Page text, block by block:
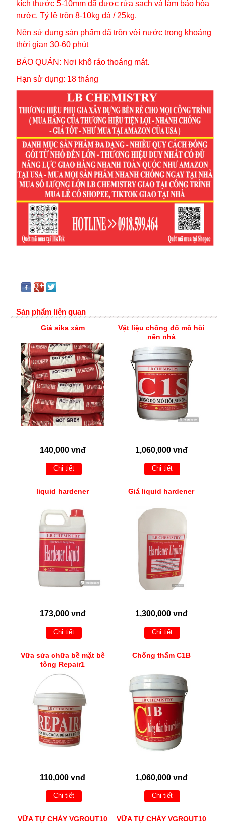
kích thước 5-10mm đã được rửa sạch và làm bảo hòa
nước. Tỷ lệ trộn 8-10kg đá / 25kg.
Nên sử dụng sản phẩm đã trộn với nước trong khoảng
thời gian 30-60 phút
BẢO QUẢN: Nơi khô ráo thoáng mát.
Hạn sử dụng: 18 tháng
Sản phẩm liên quan
Giá sika xám
140,000 vnđ
Chi tiết
Vật liệu chống đổ mồ hôi
nền nhà
1,060,000 vnđ
Chi tiết
liquid hardener
173,000 vnđ
Chi tiết
Giá liquid hardener
1,300,000 vnđ
Chi tiết
Vữa sửa chữa bề mặt bê
tông Repair1
110,000 vnđ
Chi tiết
Chống thấm C1B
1,060,000 vnđ
Chi tiết
VỮA TỰ CHẢY VGROUT10 VỮA TỰ CHẢY VGROUT10